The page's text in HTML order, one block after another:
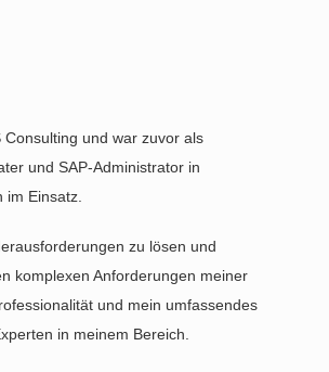
und war zuvor als
und SAP-Administrator in
Einsatz.
zu lösen und
komplexen Anforderungen meiner
und mein umfassendes
in meinem Bereich.